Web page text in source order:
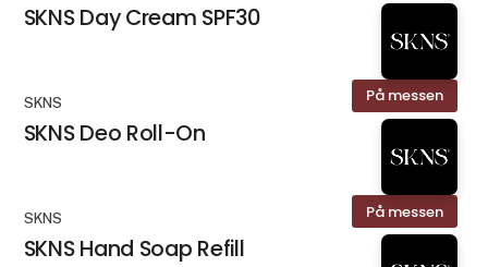
SKNS Day Cream SPF30
På messen
SKNS
SKNS Deo Roll-On
På messen
SKNS
SKNS Hand Soap Refill